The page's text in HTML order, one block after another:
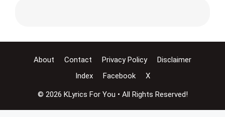
About Contact Privacy Policy
Disclaimer
Index
Facebook X
© 2026 KLyrics For You • All Rights Reserved!